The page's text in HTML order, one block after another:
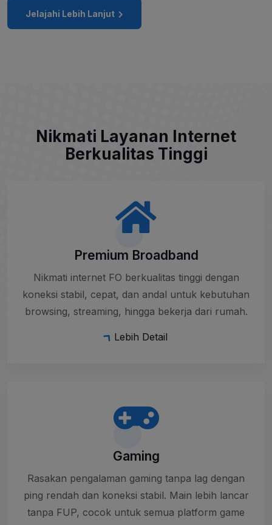
Jelajahi Lebih Lanjut
Nikmati Layanan Internet
Berkualitas Tinggi
Premium Broadband
Nikmati internet FO berkualitas tinggi dengan
koneksi stabil, cepat, dan andal untuk kebutuhan
browsing, streaming, hingga bekerja dari rumah.
Lebih Detail
Gaming
Rasakan pengalaman gaming tanpa lag dengan
ping rendah dan koneksi stabil. Main lebih lancar
tanpa FUP, cocok untuk semua platform game